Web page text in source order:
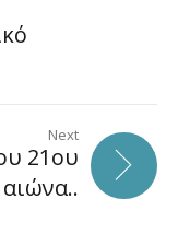
Next
21ου
αιώνα..